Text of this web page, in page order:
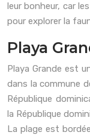
leur bonheur, car
pour explorer la
Playa
Playa Grande est
dans la commune
République
la République
La plage est